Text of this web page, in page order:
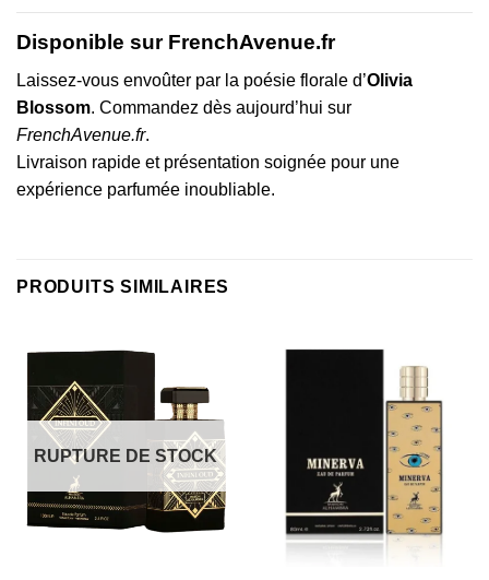
Disponible sur FrenchAvenue.fr
Laissez-vous envoûter par la poésie florale d’Olivia
Blossom. Commandez dès aujourd’hui sur
FrenchAvenue.fr.
Livraison rapide et présentation soignée pour une
expérience parfumée inoubliable.
PRODUITS SIMILAIRES
RUPTURE DE STOCK